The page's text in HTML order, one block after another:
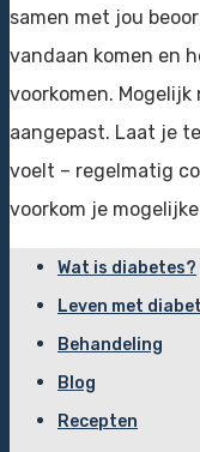
samen met jou
vandaan komen en
voorkomen.
aangepast. Laat je
voelt – regelmatig
voorkom je
Wat is diabetes?
Leven met
Behandeling
Blog
Recepten